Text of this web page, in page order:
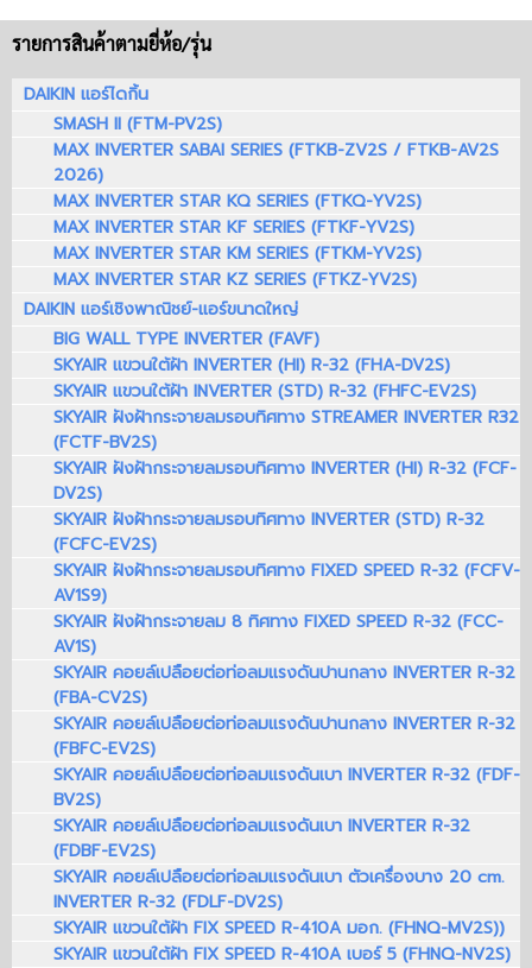
รายการสินค้าตามยี่ห้อ/รุ่น
DAIKIN แอร์ไดกิ้น
SMASH II (FTM-PV2S)
MAX INVERTER SABAI SERIES (FTKB-ZV2S / FTKB-AV2S
2026)
MAX INVERTER STAR KQ SERIES (FTKQ-YV2S)
MAX INVERTER STAR KF SERIES (FTKF-YV2S)
MAX INVERTER STAR KM SERIES (FTKM-YV2S)
MAX INVERTER STAR KZ SERIES (FTKZ-YV2S)
DAIKIN แอร์เชิงพาณิชย์-แอร์ขนาดใหญ่
BIG WALL TYPE INVERTER (FAVF)
SKYAIR แขวนใต้ฝ้า INVERTER (HI) R-32 (FHA-DV2S)
SKYAIR แขวนใต้ฝ้า INVERTER (STD) R-32 (FHFC-EV2S)
SKYAIR ฝังฝ้ากระจายลมรอบทิศทาง STREAMER INVERTER R32
(FCTF-BV2S)
SKYAIR ฝังฝ้ากระจายลมรอบทิศทาง INVERTER (HI) R-32 (FCF-
DV2S)
SKYAIR ฝังฝ้ากระจายลมรอบทิศทาง INVERTER (STD) R-32
(FCFC-EV2S)
SKYAIR ฝังฝ้ากระจายลมรอบทิศทาง FIXED SPEED R-32 (FCFV-
AV1S9)
SKYAIR ฝังฝ้ากระจายลม 8 ทิศทาง FIXED SPEED R-32 (FCC-
AV1S)
SKYAIR คอยล์เปลือยต่อท่อลมแรงดันปานกลาง INVERTER R-32
(FBA-CV2S)
SKYAIR คอยล์เปลือยต่อท่อลมแรงดันปานกลาง INVERTER R-32
(FBFC-EV2S)
SKYAIR คอยล์เปลือยต่อท่อลมแรงดันเบา INVERTER R-32 (FDF-
BV2S)
SKYAIR คอยล์เปลือยต่อท่อลมแรงดันเบา INVERTER R-32
(FDBF-EV2S)
SKYAIR คอยล์เปลือยต่อท่อลมแรงดันเบา ตัวเครื่องบาง 20 cm.
INVERTER R-32 (FDLF-DV2S)
SKYAIR แขวนใต้ฝ้า FIX SPEED R-410A มอก. (FHNQ-MV2S))
SKYAIR แขวนใต้ฝ้า FIX SPEED R-410A เบอร์ 5 (FHNQ-NV2S)